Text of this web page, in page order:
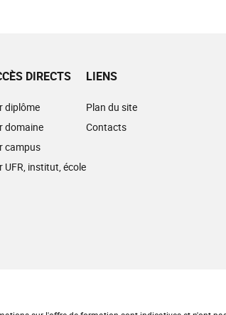
DIRECTS
diplôme
domaine
campus
UFR, institut, école
LIENS
Plan du site
Contacts